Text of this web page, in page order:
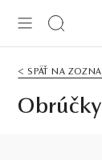
< SPÄŤ NA